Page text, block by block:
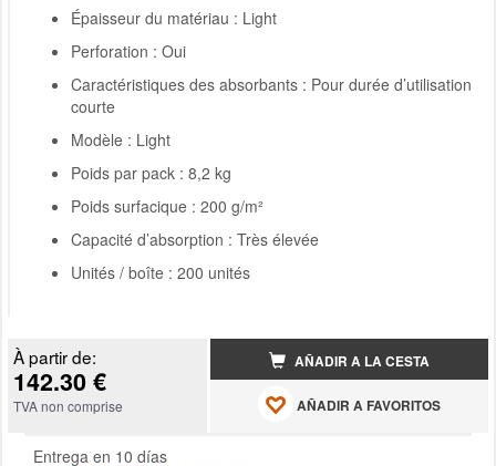
Épaisseur du matériau : Light
Perforation : Oui
Caractéristiques des absorbants : Pour durée d’utilisation
courte
Modèle : Light
Poids par pack : 8,2 kg
Poids surfacique : 200 g/m²
Capacité d’absorption : Très élevée
Unités / boîte : 200 unités
À partir de:
142.30 €
TVA non comprise
AÑADIR A LA CESTA
AÑADIR A FAVORITOS
Entrega en 10 días